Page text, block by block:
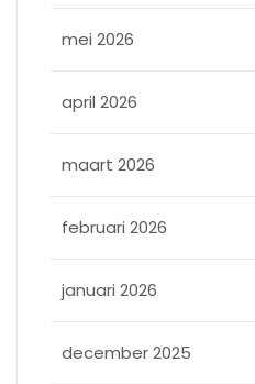
mei 2026
april 2026
maart 2026
februari 2026
januari 2026
december 2025